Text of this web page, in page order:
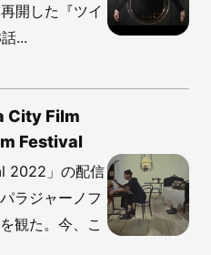
開した『ツイ
...
City Film
Festival
2022」の配信
ラジャーノフ
観た。今、こ